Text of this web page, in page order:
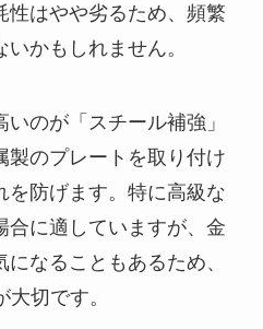
性はやや劣るため、頻繁
かもしれません。
のが「スチール補強」
製のプレートを取り付け
を防げます。特に高級な
合に適していますが、金
なることもあるため、
切です。